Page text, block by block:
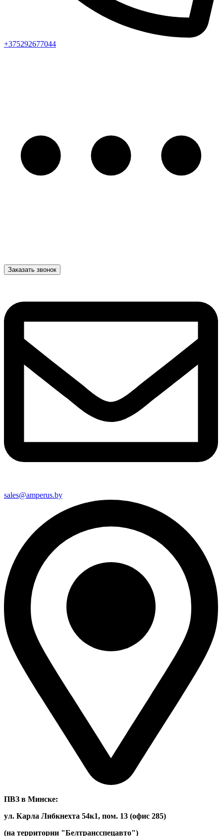
+375292677044
Заказать звонок
sales@amperus.by
ПВЗ в Минске:
ул. Карла Либкнехта 54к1, пом. 13 (офис 285)
(на территории "Белтрансспецавто")